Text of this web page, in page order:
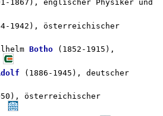
1867), englischer Physiker und
1942), österreichischer
Botho (1852-1915),
(1886-1945), deutscher
österreichischer